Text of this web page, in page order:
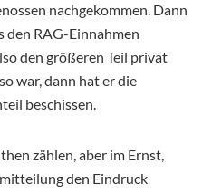
nachgekommen. Dann
den RAG-Einnahmen
den größeren Teil privat
war, dann hat er die
beschissen.
zählen, aber im Ernst,
den Eindruck